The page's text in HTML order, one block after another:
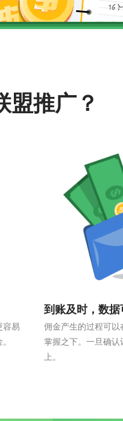
推广？
容易
到账及时，数
佣金产生的过程可
掌握之下。一旦确
上。